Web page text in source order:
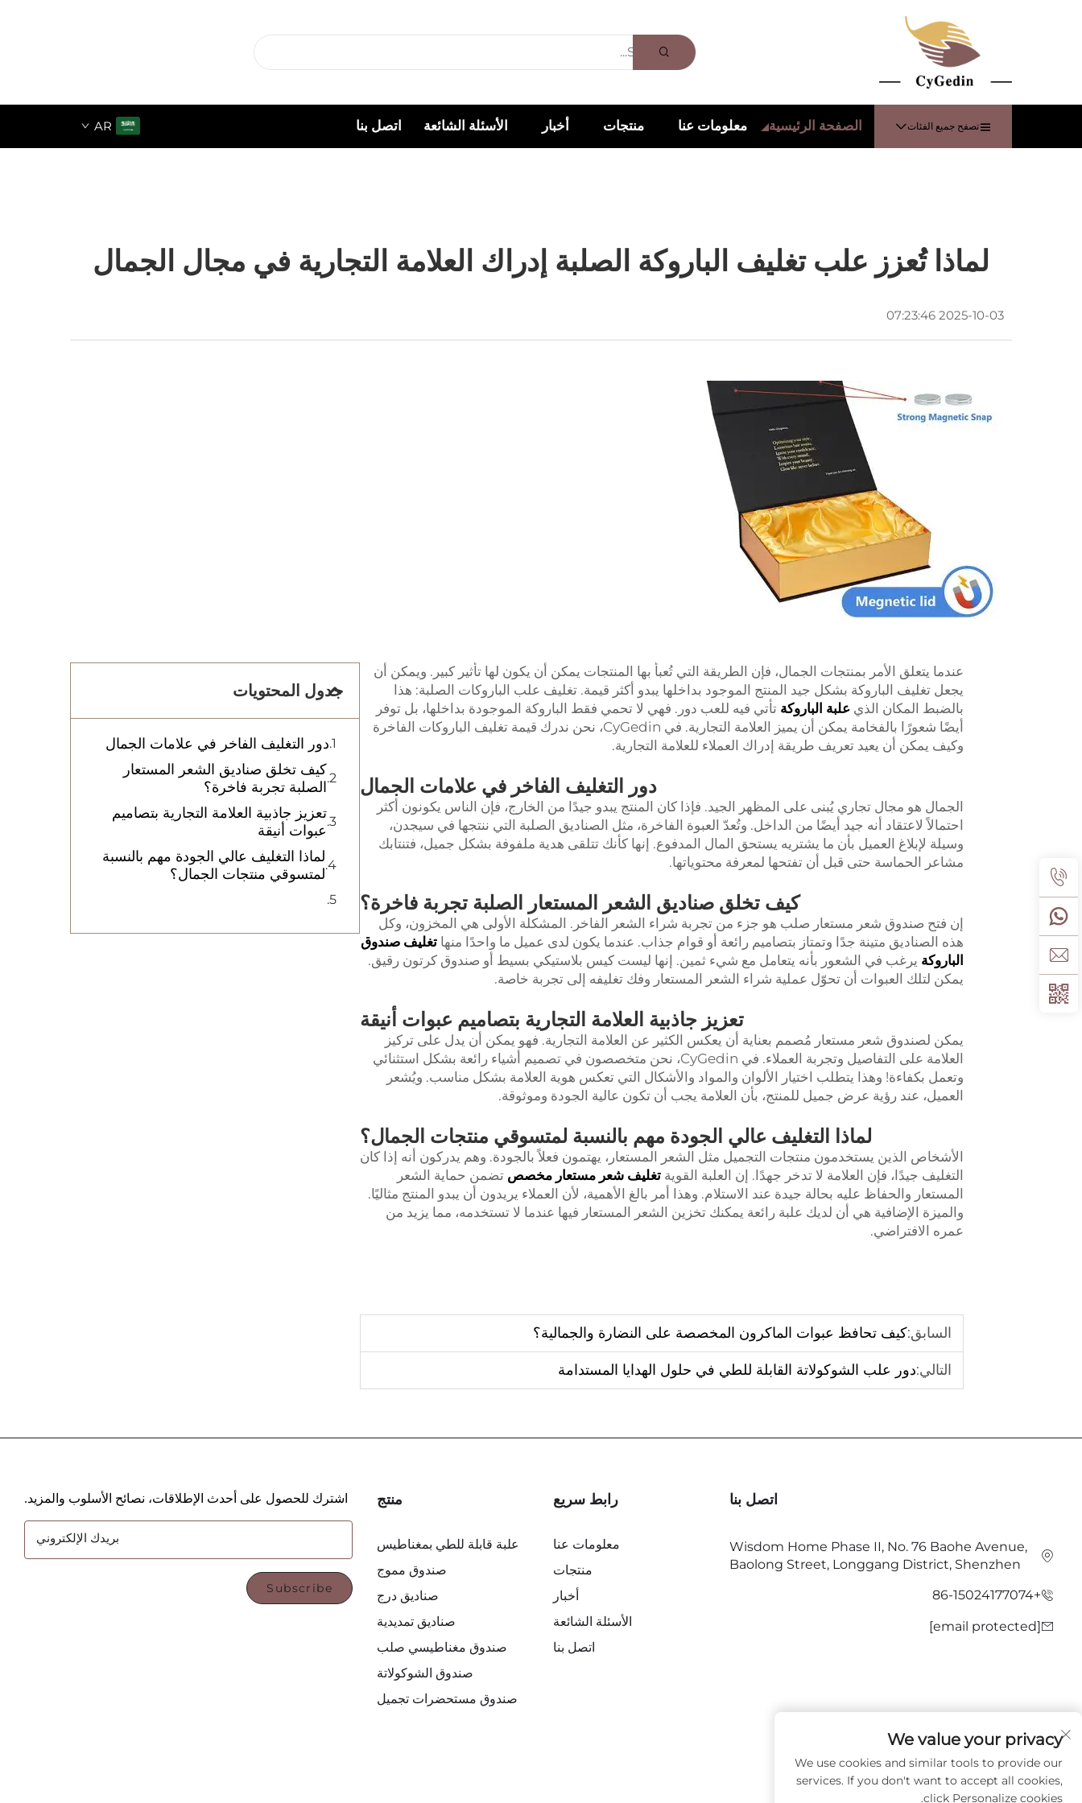
تصفح جميع الفئات الصفحة الرئيسية معلومات عنا منتجات أخبار الأسئلة الشائعة اتصل بنا AR
لماذا تُعزز علب تغليف الباروكة الصلبة إدراك العلامة التجارية في مجال الجمال
2025-10-03 07:23:46
عندما يتعلق الأمر بمنتجات الجمال، فإن الطريقة التي تُعبأ بها المنتجات يمكن أن يكون لها تأثير كبير. ويمكن أن
يجعل تغليف الباروكة بشكل جيد المنتج الموجود بداخلها يبدو أكثر قيمة. تغليف علب الباروكات الصلبة: هذا
بالضبط المكان الذي علبة الباروكة تأتي فيه للعب دور. فهي لا تحمي فقط الباروكة الموجودة بداخلها، بل توفر
أيضًا شعورًا بالفخامة يمكن أن يميز العلامة التجارية. في CyGedin، نحن ندرك قيمة تغليف الباروكات الفاخرة
وكيف يمكن أن يعيد تعريف طريقة إدراك العملاء للعلامة التجارية.
دور التغليف الفاخر في علامات الجمال
الجمال هو مجال تجاري يُبنى على المظهر الجيد. فإذا كان المنتج يبدو جيدًا من الخارج، فإن الناس يكونون أكثر
احتمالاً لاعتقاد أنه جيد أيضًا من الداخل. وتُعدّ العبوة الفاخرة، مثل الصناديق الصلبة التي ننتجها في سيجدن،
وسيلة لإبلاغ العميل بأن ما يشتريه يستحق المال المدفوع. إنها كأنك تتلقى هدية ملفوفة بشكل جميل، فتنتابك
مشاعر الحماسة حتى قبل أن تفتحها لمعرفة محتوياتها.
كيف تخلق صناديق الشعر المستعار الصلبة تجربة فاخرة؟
إن فتح صندوق شعر مستعار صلب هو جزء من تجربة شراء الشعر الفاخر. المشكلة الأولى هي المخزون، وكل
هذه الصناديق متينة جدًا وتمتاز بتصاميم رائعة أو قوام جذاب. عندما يكون لدى عميل ما واحدًا منها تغليف صندوق
الباروكة يرغب في الشعور بأنه يتعامل مع شيء ثمين. إنها ليست كيس بلاستيكي بسيط أو صندوق كرتون رقيق.
يمكن لتلك العبوات أن تحوّل عملية شراء الشعر المستعار وفك تغليفه إلى تجربة خاصة.
تعزيز جاذبية العلامة التجارية بتصاميم عبوات أنيقة
يمكن لصندوق شعر مستعار مُصمم بعناية أن يعكس الكثير عن العلامة التجارية. فهو يمكن أن يدل على تركيز
العلامة على التفاصيل وتجربة العملاء. في CyGedin، نحن متخصصون في تصميم أشياء رائعة بشكل استثنائي
وتعمل بكفاءة! وهذا يتطلب اختيار الألوان والمواد والأشكال التي تعكس هوية العلامة بشكل مناسب. ويُشعر
العميل، عند رؤية عرض جميل للمنتج، بأن العلامة يجب أن تكون عالية الجودة وموثوقة.
لماذا التغليف عالي الجودة مهم بالنسبة لمتسوقي منتجات الجمال؟
الأشخاص الذين يستخدمون منتجات التجميل مثل الشعر المستعار، يهتمون فعلاً بالجودة. وهم يدركون أنه إذا كان
التغليف جيدًا، فإن العلامة لا تدخر جهدًا. إن العلبة القوية تغليف شعر مستعار مخصص تضمن حماية الشعر
المستعار والحفاظ عليه بحالة جيدة عند الاستلام. وهذا أمر بالغ الأهمية، لأن العملاء يريدون أن يبدو المنتج مثاليًا.
والميزة الإضافية هي أن لديك علبة رائعة يمكنك تخزين الشعر المستعار فيها عندما لا تستخدمه، مما يزيد من
عمره الافتراضي.
السابق:كيف تحافظ عبوات الماكرون المخصصة على النضارة والجمالية؟
التالي:دور علب الشوكولاتة القابلة للطي في حلول الهدايا المستدامة
جدول المحتويات
دور التغليف الفاخر في علامات الجمال
كيف تخلق صناديق الشعر المستعار
الصلبة تجربة فاخرة؟
تعزيز جاذبية العلامة التجارية بتصاميم
عبوات أنيقة
لماذا التغليف عالي الجودة مهم بالنسبة
لمتسوقي منتجات الجمال؟
اتصل بنا
Wisdom Home Phase II, No. 76 Baohe Avenue,
Baolong Street, Longgang District, Shenzhen
+86-15024177074
[email protected]
رابط سريع
معلومات عنا
منتجات
أخبار
الأسئلة الشائعة
اتصل بنا
منتج
علبة قابلة للطي بمغناطيس
صندوق مموج
صناديق درج
صناديق تمديدية
صندوق مغناطيسي صلب
صندوق الشوكولاتة
صندوق مستحضرات تجميل
اشترك للحصول على أحدث الإطلاقات، نصائح الأسلوب والمزيد.
بريدك الإلكتروني
Subscribe
We value your privacy
We use cookies and similar tools to provide our
services. If you don't want to accept all cookies,
click Personalize cookies.